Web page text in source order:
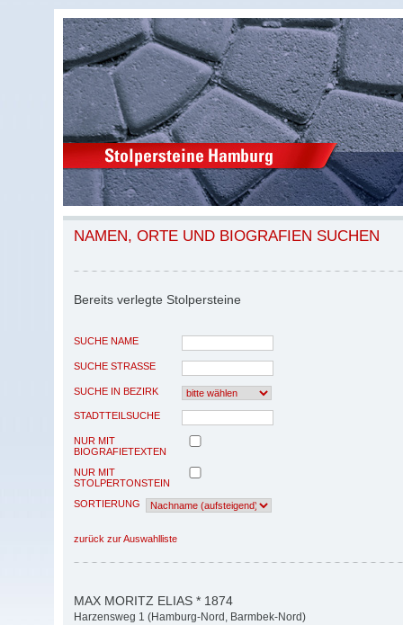
NAMEN, ORTE UND BIOGRAFIEN SUCHEN
Bereits verlegte Stolpersteine
SUCHE NAME
SUCHE STRASSE
SUCHE IN BEZIRK
STADTTEILSUCHE
NUR MIT
BIOGRAFIETEXTEN
NUR MIT
STOLPERTONSTEIN
SORTIERUNG
zurück zur Auswahlliste
MAX MORITZ ELIAS * 1874
Harzensweg 1 (Hamburg-Nord, Barmbek-Nord)